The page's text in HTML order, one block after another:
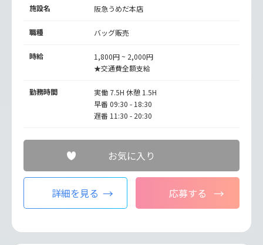
施設名 阪急うめだ本店
職種 バッグ販売
時給
1,800円 ~ 2,000円
★交通費全額支給
勤務時間
実働 7.5H 休憩 1.5H
早番 09:30 - 18:30
遅番 11:30 - 20:30
お気に入り
詳細を見る 応募する